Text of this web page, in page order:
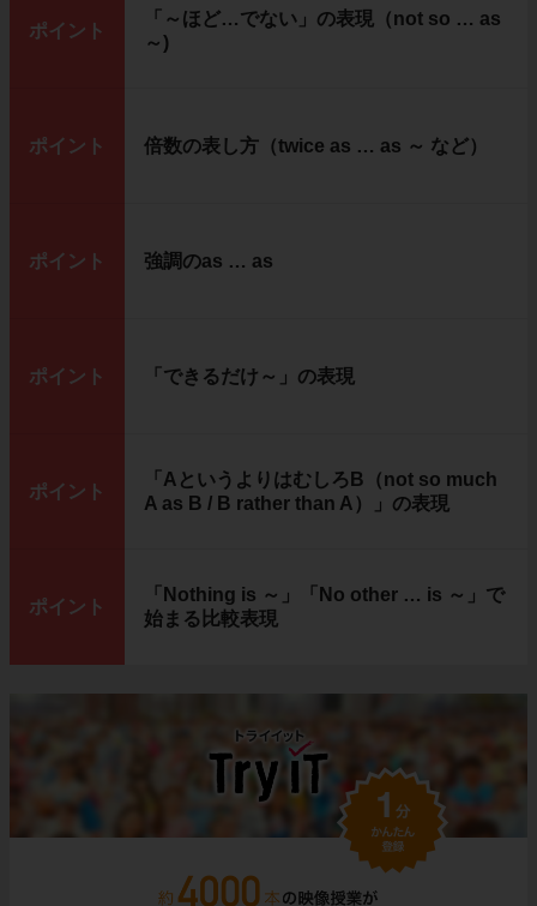
ポイント
「～ほど…でない」の表現（not so … as
～)
ポイント 倍数の表し方（twice as … as ～ など）
ポイント 強調のas … as
ポイント 「できるだけ～」の表現
ポイント
「AというよりはむしろB（not so much
A as B / B rather than A）」の表現
ポイント
「Nothing is ～」「No other … is ～」で
始まる比較表現